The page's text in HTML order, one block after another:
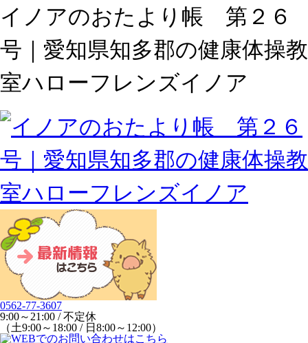
イノアのおたより帳 第２６
号｜愛知県知多郡の健康体操教
室ハローフレンズイノア
0562-77-3607
9:00～21:00 / 不定休
（土9:00～18:00 / 日8:00～12:00）